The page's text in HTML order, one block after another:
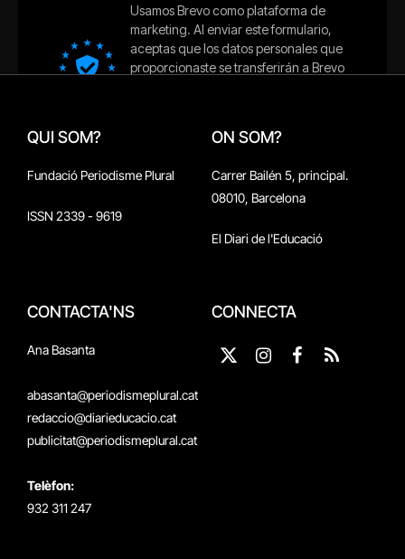
QUI SOM?
Fundació Periodisme Plural
ISSN 2339 - 9619
ON SOM?
Carrer Bailén 5, principal.
08010, Barcelona
El Diari de l'Educació
CONTACTA'NS
Ana Basanta
abasanta@periodismeplural.cat
redaccio@diarieducacio.cat
publicitat@periodismeplural.cat
Telèfon:
932 311 247
CONNECTA
X
Instagram
Facebook
RSS